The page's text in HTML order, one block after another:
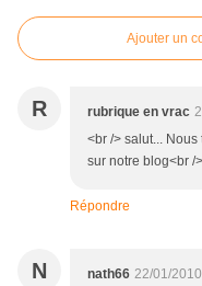
Ajouter un
R rubrique en vrac
<br /> salut...
sur notre blog<br /
Répondre
N nath66 22/01/